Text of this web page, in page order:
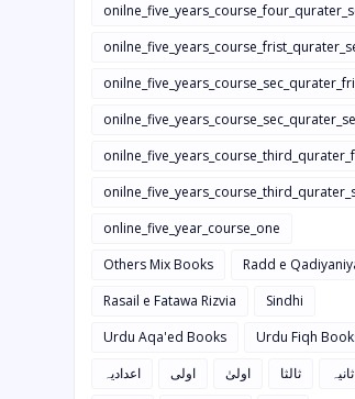
online_five_year_course_one
Others Mix Books
Radd e
Rasail e Fatawa Rizvia
Sindhi
Urdu Aqa'ed Books
Urdu Fiqh
اعدادیہ
اولی اولیٰ ثالثا
ثانیہ